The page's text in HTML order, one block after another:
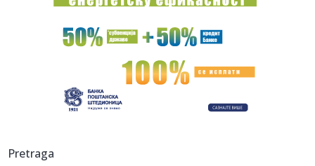
Amerike "zar...
19:51:Volkswagen sprema zaokret, planira prvi pikap proizveden
u Americ...
Veliki požar u Grudama: Gori više od 40 hektara,
19:49:Šta od voća smijete unijeti u Hrvatsku iz BiH: Kazne mogu
ulazak n...
Pretraga